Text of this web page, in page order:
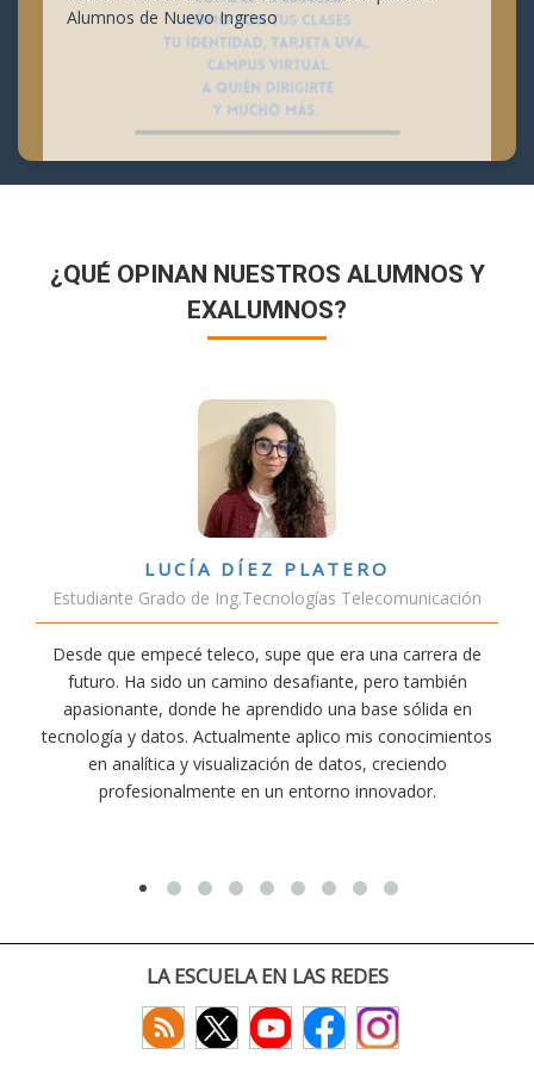
Alumnos de Nuevo Ingreso
¿QUÉ OPINAN NUESTROS ALUMNOS Y
EXALUMNOS?
carrera de
también
sólida en
VÍCTOR SÁNCHEZ
Estudiante Doble Grado Teleco-ADE
Estudiar teleco me ha permitido comprender
conectividad afecta nuestra vida diaria. Aunque
exige esfuerzo, he dedicado parte de mi
actividades como el salvamento y
convencido de que elegir teleco ha sido una de
decisiones que he tomado.
LA ESCUELA EN LAS REDES